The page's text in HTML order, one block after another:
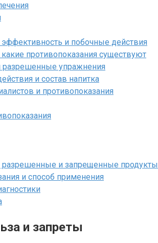
и побочные действия
противопоказания существуют
разрешенные упражнения
и состав напитка
и противопоказания
разрешенные и запрещенные продукты
и способ применения
и запреты